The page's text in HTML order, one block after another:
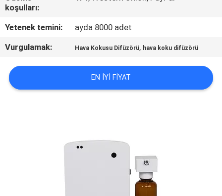
BIZIMLE
ILETIŞIME
GEÇIN
koşulları:
Yetenek temini:
ayda 8000 adet
Vurgulamak:
Hava Kokusu Difüzörü, hava koku difüzörü
EN IYI FIYAT